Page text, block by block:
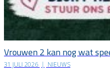
Vrouwen 2 kan nog wat
31 JULI 2026 | NIEUWS